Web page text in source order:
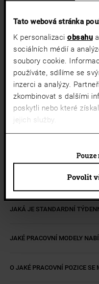
Tato webová stránka
K personalizaci obsahu
sociálních médií a
soubory cookie.
používáte, sdílíme se
inzerci a analýzy.
zkombinovat s dalšími
poskytli nebo které
jejich služby.
Povolit
Pouze
JAKOU ÚROVEŇ MZDY MOHU
ÚVAZEK?
POSKYTUJE JOSKO FINANČNÍ
EXISTUJÍ DAŇOVÉ ÚLEVY A
JAKÁ JE STANDARDNÍ
JAKÉ PRACOVNÍ MODELY
O JAKÉ PRACOVNÍ POZICE SE